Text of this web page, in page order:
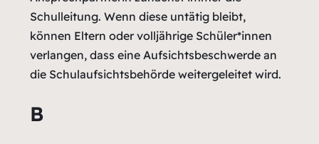
Schulleitung. Wenn diese untätig bleibt,
können Eltern oder volljährige Schüler*innen
verlangen, dass eine Aufsichtsbeschwerde an
die Schulaufsichtsbehörde weitergeleitet wird.
B